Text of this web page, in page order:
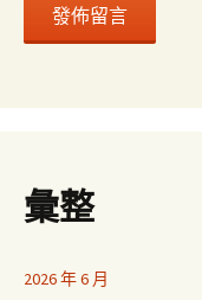
彙整
2026 年 6 月